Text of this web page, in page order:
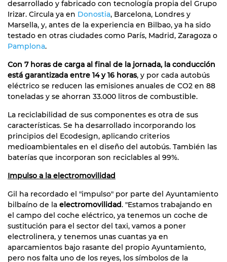
desarrollado y fabricado con tecnología propia del Grupo
Irizar. Circula ya en Donostia, Barcelona, Londres y
Marsella, y, antes de la experiencia en Bilbao, ya ha sido
testado en otras ciudades como París, Madrid, Zaragoza o
Pamplona.
Con 7 horas de carga al final de la jornada, la conducción
está garantizada entre 14 y 16 horas, y por cada autobús
eléctrico se reducen las emisiones anuales de CO2 en 88
toneladas y se ahorran 33.000 litros de combustible.
La reciclabilidad de sus componentes es otra de sus
características. Se ha desarrollado incorporando los
principios del Ecodesign, aplicando criterios
medioambientales en el diseño del autobús. También las
baterías que incorporan son reciclables al 99%.
Impulso a la electromovilidad
Gil ha recordado el "impulso" por parte del Ayuntamiento
bilbaíno de la electromovilidad. "Estamos trabajando en
el campo del coche eléctrico, ya tenemos un coche de
sustitución para el sector del taxi, vamos a poner
electrolinera, y tenemos unas cuantas ya en
aparcamientos bajo rasante del propio Ayuntamiento,
pero nos falta uno de los reyes, los símbolos de la